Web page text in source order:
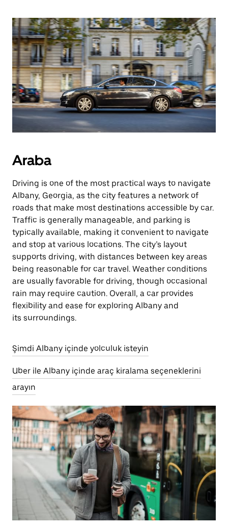
Araba
Driving is one of the most practical ways to navigate
Albany, Georgia, as the city features a network of
roads that make most destinations accessible by car.
Traffic is generally manageable, and parking is
typically available, making it convenient to navigate
and stop at various locations. The city’s layout
supports driving, with distances between key areas
being reasonable for car travel. Weather conditions
are usually favorable for driving, though occasional
rain may require caution. Overall, a car provides
flexibility and ease for exploring Albany and
its surroundings.
Şimdi Albany içinde yolculuk isteyin
Uber ile Albany içinde araç kiralama seçeneklerini
arayın